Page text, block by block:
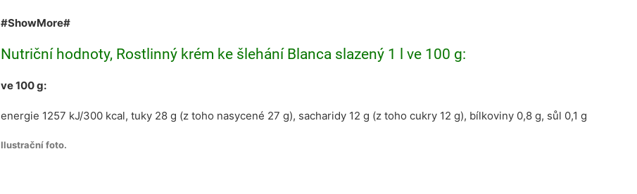
#ShowMore#
Nutriční hodnoty, Rostlinný krém ke šlehání Blanca slazený 1 l ve 100 g:
ve 100 g:
energie 1257 kJ/300 kcal, tuky 28 g (z toho nasycené 27 g), sacharidy 12 g (z toho cukry 12 g), bílkoviny 0,8 g, sůl 0,1 g
Ilustrační foto.